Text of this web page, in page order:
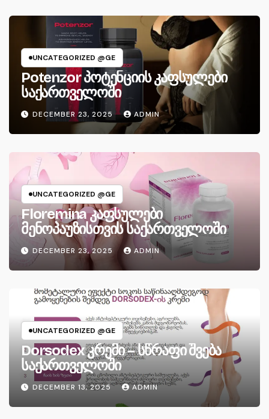
UNCATEGORIZED @GE
Potenzor პოტენციის კაფსულები
საქართველოში
DECEMBER 23, 2025 ADMIN
UNCATEGORIZED @GE
Floremina კაფსულები
მენოპაუზისთვის საქართველოში
DECEMBER 23, 2025 ADMIN
UNCATEGORIZED @GE
Dorsodex კრემი – სწრაფი შვება
საქართველოში
DECEMBER 13, 2025 ADMIN